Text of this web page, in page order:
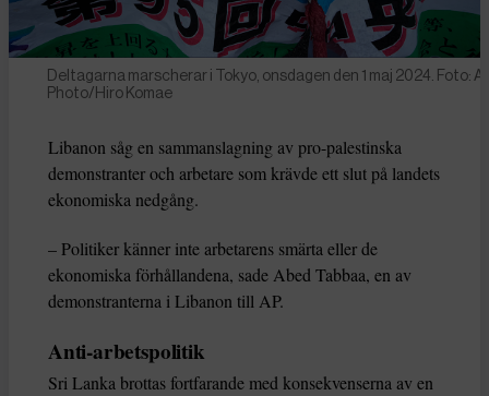
Deltagarna marscherar i Tokyo, onsdagen den 1 maj 2024. Foto:
Photo/Hiro Komae
Libanon såg en sammanslagning av pro-palestinska
demonstranter och arbetare som krävde ett slut på landets
ekonomiska nedgång.
– Politiker känner inte arbetarens smärta eller de
ekonomiska förhållandena, sade Abed Tabbaa, en av
demonstranterna i Libanon till AP.
Anti-arbetspolitik
Sri Lanka brottas fortfarande med konsekvenserna av en